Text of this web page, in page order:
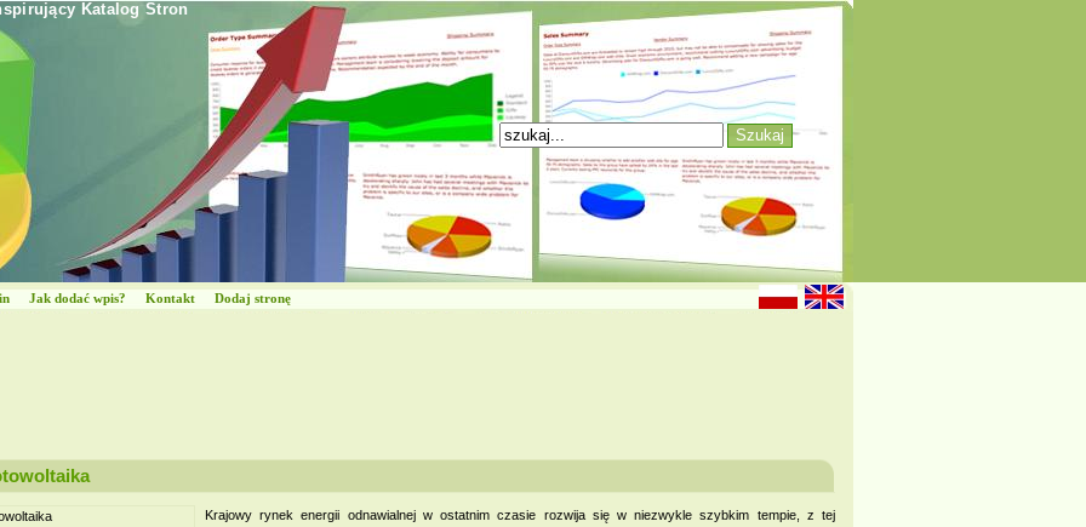
Katalog Stron
Jak dodać wpis? Kontakt Dodaj stronę
Krajowy rynek energii odnawialnej w ostatnim czasie rozwija się w niezwykle szybkim tempie, z tej